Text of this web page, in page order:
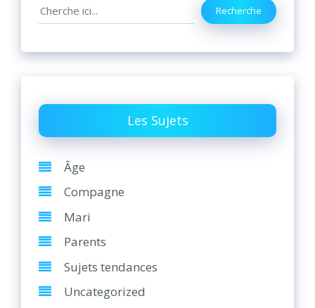
Search Recherche
Les Sujets
Âge
Compagne
Mari
Parents
Sujets tendances
Uncategorized